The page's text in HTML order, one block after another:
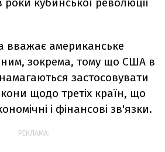
вважає американське
зокрема, тому що США в
застосовувати
щодо третіх країн, що
і фінансові зв'язки.
РЕКЛАМА: